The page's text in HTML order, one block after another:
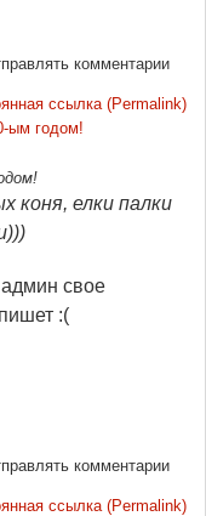
комментарии
ссылка (Permalink)
ым годом!
коня, елки палки
свое
:(
комментарии
ссылка (Permalink)